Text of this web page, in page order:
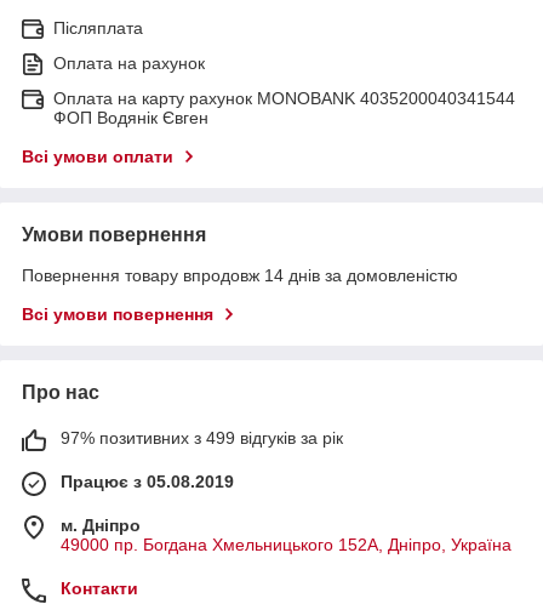
Післяплата
Оплата на рахунок
Оплата на карту рахунок MONOBANK 4035200040341544
ФОП Водянік Євген
Всі умови оплати
Умови повернення
Повернення товару впродовж 14 днів за домовленістю
Всі умови повернення
Про нас
97% позитивних з 499 відгуків за рік
Працює з 05.08.2019
м. Дніпро
49000 пр. Богдана Хмельницького 152А, Дніпро, Україна
Контакти